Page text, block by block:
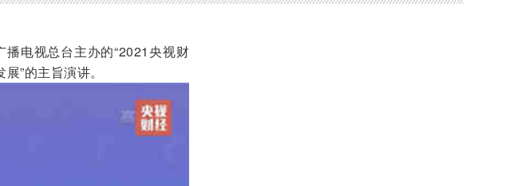
电视总台主办的“2021央视财
”的主旨演讲。